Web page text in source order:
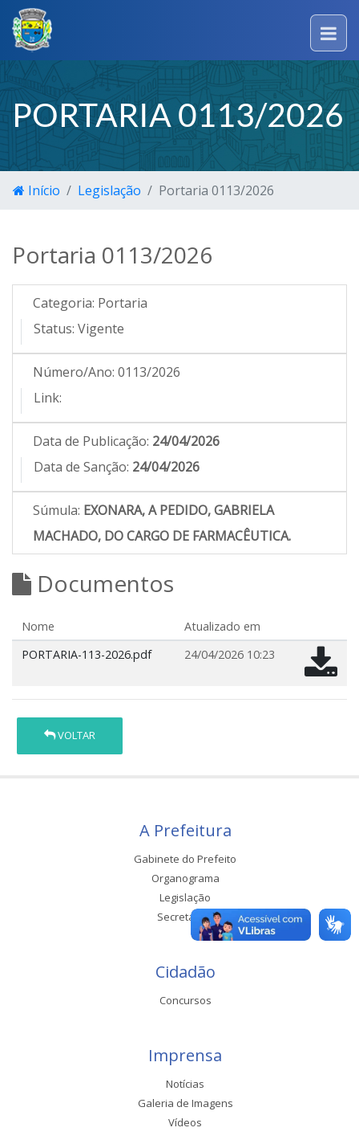
PORTARIA 0113/2026
Início Legislação Portaria 0113/2026
Portaria 0113/2026
Categoria: Portaria
Status: Vigente
Número/Ano: 0113/2026
Link:
Data de Publicação: 24/04/2026
Data de Sanção: 24/04/2026
Súmula: EXONARA, A PEDIDO, GABRIELA
MACHADO, DO CARGO DE FARMACÊUTICA.
Documentos
Nome
Atualizado em
PORTARIA-113-2026.pdf
24/04/2026 10:23
VOLTAR
A Prefeitura
Gabinete do Prefeito
Organograma
Legislação
Secretarias
Cidadão
Concursos
Imprensa
Notícias
Galeria de Imagens
Vídeos